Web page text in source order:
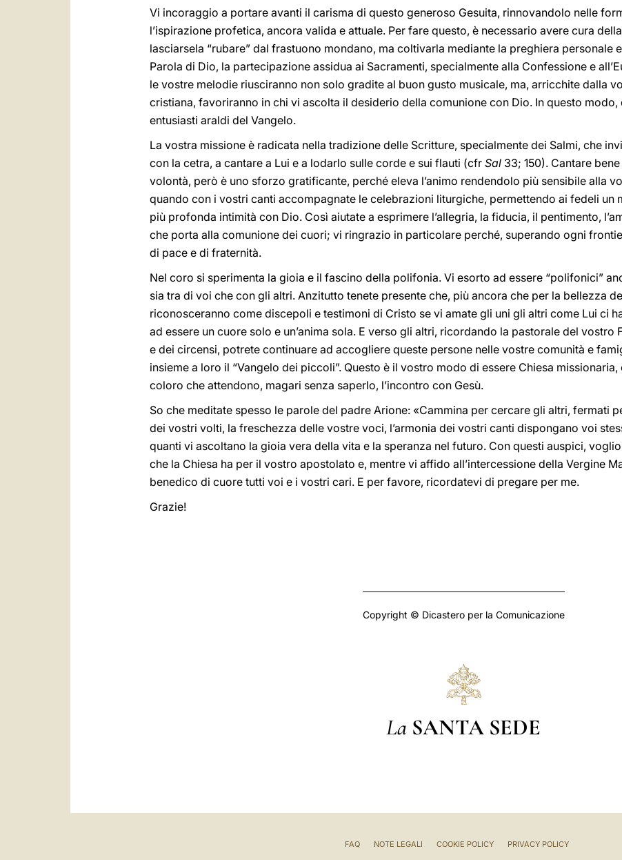
Vi incoraggio a portare avanti il carisma di questo generoso Gesuita, rinnovandolo nelle
l’ispirazione profetica, ancora valida e attuale. Per fare questo, è necessario avere cura
lasciarsela “rubare” dal frastuono mondano, ma coltivarla mediante la preghiera personale
Parola di Dio, la partecipazione assidua ai Sacramenti, specialmente alla Confessione e
le vostre melodie riusciranno non solo gradite al buon gusto musicale, ma, arricchite dalla
cristiana, favoriranno in chi vi ascolta il desiderio della comunione con Dio. In questo
entusiasti araldi del Vangelo.
La vostra missione è radicata nella tradizione delle Scritture, specialmente dei Salmi, che
con la cetra, a cantare a Lui e a lodarlo sulle corde e sui flauti (cfr Sal 33; 150). Cantare
volontà, però è uno sforzo gratificante, perché eleva l’animo rendendolo più sensibile alla
quando con i vostri canti accompagnate le celebrazioni liturgiche, permettendo ai fedeli un
più profonda intimità con Dio. Così aiutate a esprimere l’allegria, la fiducia, il pentimento,
che porta alla comunione dei cuori; vi ringrazio in particolare perché, superando ogni
di pace e di fraternità.
Nel coro si sperimenta la gioia e il fascino della polifonia. Vi esorto ad essere “polifonici”
sia tra di voi che con gli altri. Anzitutto tenete presente che, più ancora che per la bellezza
riconosceranno come discepoli e testimoni di Cristo se vi amate gli uni gli altri come Lui ci
ad essere un cuore solo e un’anima sola. E verso gli altri, ricordando la pastorale del
e dei circensi, potrete continuare ad accogliere queste persone nelle vostre comunità e
insieme a loro il “Vangelo dei piccoli”. Questo è il vostro modo di essere Chiesa
coloro che attendono, magari senza saperlo, l’incontro con Gesù.
So che meditate spesso le parole del padre Arione: «Cammina per cercare gli altri, fermati
dei vostri volti, la freschezza delle vostre voci, l’armonia dei vostri canti dispongano voi
quanti vi ascoltano la gioia vera della vita e la speranza nel futuro. Con questi auspici,
che la Chiesa ha per il vostro apostolato e, mentre vi affido all’intercessione della Vergine
benedico di cuore tutti voi e i vostri cari. E per favore, ricordatevi di pregare per me.
Grazie!
Copyright © Dicastero per la Comunicazione
La SANTA SEDE
FAQ NOTE LEGALI COOKIE POLICY PRIVACY POLICY